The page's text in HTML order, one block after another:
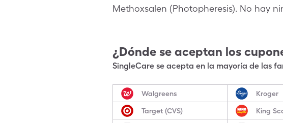
Methoxsalen (Photopheresis). No hay
¿Dónde se aceptan los
SingleCare se acepta en la mayoría de las
Walgreens Kroger
Target (CVS) King